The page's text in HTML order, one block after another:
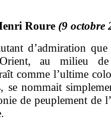
Roure (9 octobre
d’admiration
au milieu de
comme l’ultime
se nommait
de peuplement de